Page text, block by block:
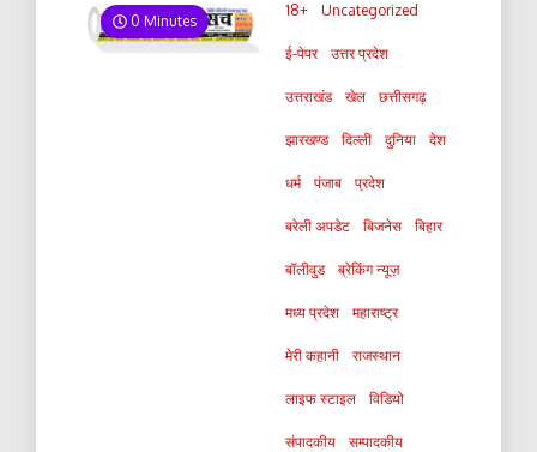
0 Minutes
18+ Uncategorized
ई-पेपर उत्तर प्रदेश
उत्तराखंड खेल छत्तीसगढ़
झारखण्ड दिल्ली दुनिया देश
धर्म पंजाब प्रदेश
बरेली अपडेट बिजनेस बिहार
बॉलीवुड ब्रेकिंग न्यूज़
मध्य प्रदेश महाराष्ट्र
मेरी कहानी राजस्थान
लाइफ स्टाइल विडियो
संपादकीय सम्पादकीय